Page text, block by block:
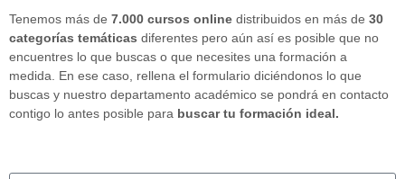
Tenemos más de 7.000 cursos online distribuidos en más de 30
categorías temáticas diferentes pero aún así es posible que no
encuentres lo que buscas o que necesites una formación a
medida. En ese caso, rellena el formulario diciéndonos lo que
buscas y nuestro departamento académico se pondrá en contacto
contigo lo antes posible para buscar tu formación ideal.